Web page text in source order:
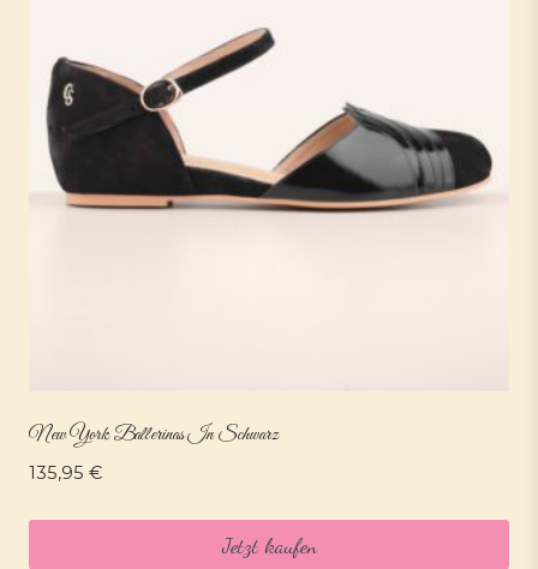
New York Ballerinas In Schwarz
135,95 €
Jetzt kaufen